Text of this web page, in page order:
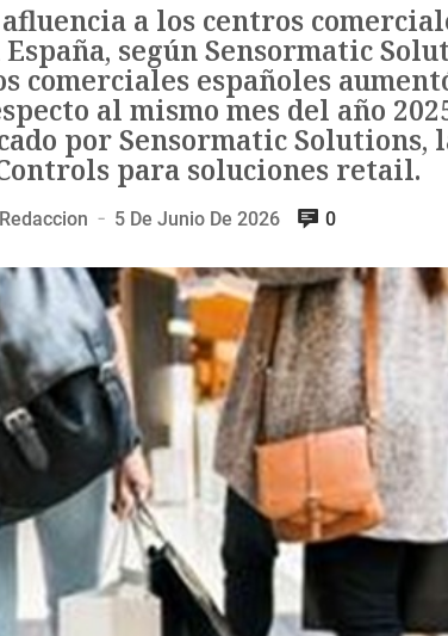
a los centros
según Sensormatic
comerciales españoles
al mismo mes del año
por Sensormatic Solutions,
para soluciones retail.
Redaccion — 5 De Junio De 2026 0